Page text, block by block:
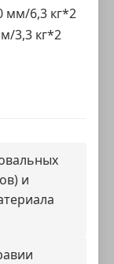
6,3 кг*2
кг*2
и